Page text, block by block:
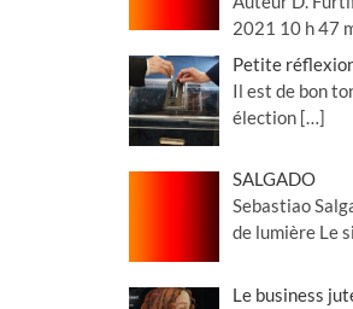
2021 10 h 47
Petite
Il est de bon
élection […]
SALGADO
Sebastiao
de lumière Le
Le business